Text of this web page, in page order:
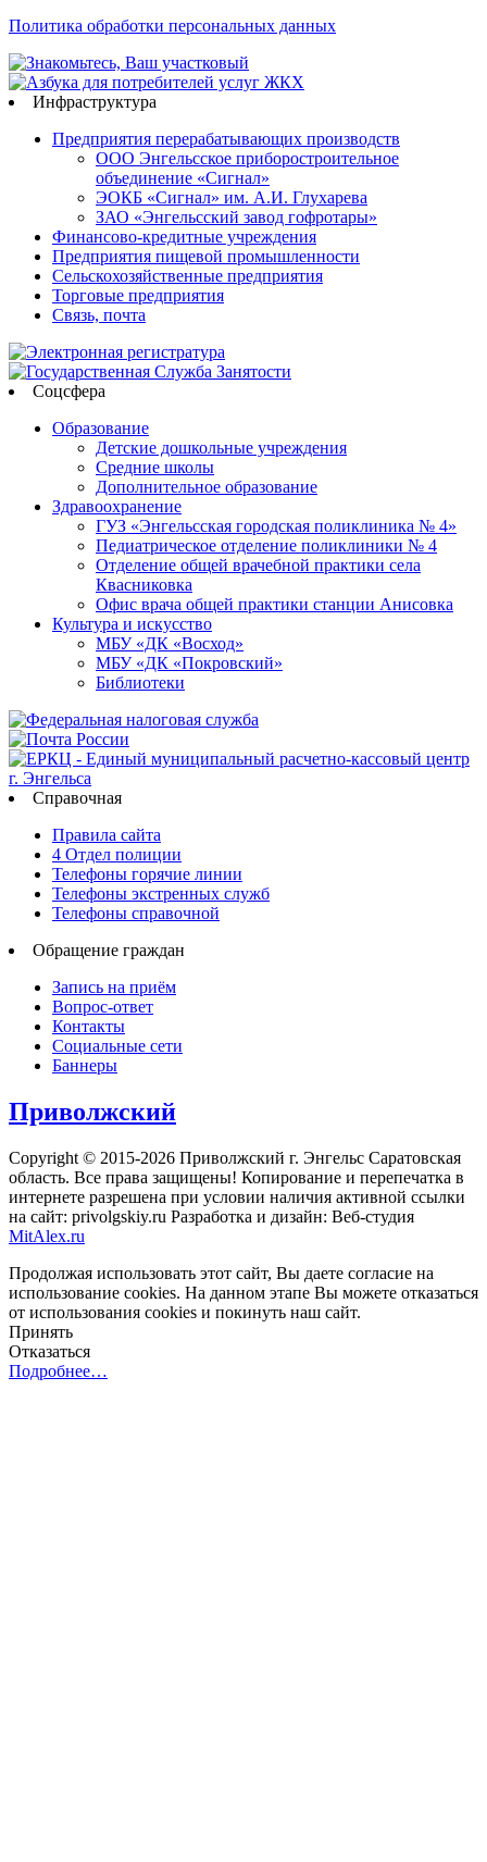
Политика обработки персональных данных
Инфраструктура
Предприятия перерабатывающих производств
ООО Энгельсское приборостроительное
объединение «Сигнал»
ЭОКБ «Сигнал» им. А.И. Глухарева
ЗАО «Энгельсский завод гофротары»
Финансово-кредитные учреждения
Предприятия пищевой промышленности
Сельскохозяйственные предприятия
Торговые предприятия
Связь, почта
Соцсфера
Образование
Детские дошкольные учреждения
Средние школы
Дополнительное образование
Здравоохранение
ГУЗ «Энгельсская городская поликлиника № 4»
Педиатрическое отделение поликлиники № 4
Отделение общей врачебной практики села
Квасниковка
Офис врача общей практики станции Анисовка
Культура и искусство
МБУ «ДК «Восход»
МБУ «ДК «Покровский»
Библиотеки
Справочная
Правила сайта
4 Отдел полиции
Телефоны горячие линии
Телефоны экстренных служб
Телефоны справочной
Обращение граждан
Запись на приём
Вопрос-ответ
Контакты
Социальные сети
Баннеры
Приволжский
Copyright © 2015-2026 Приволжский г. Энгельс Саратовская
область. Все права защищены! Копирование и перепечатка в
интернете разрешена при условии наличия активной ссылки
на сайт: privolgskiy.ru Разработка и дизайн: Веб-студия
MitAlex.ru
Продолжая использовать этот сайт, Вы даете согласие на
использование cookies. На данном этапе Вы можете отказаться
от использования cookies и покинуть наш сайт.
Принять
Отказаться
Подробнее…